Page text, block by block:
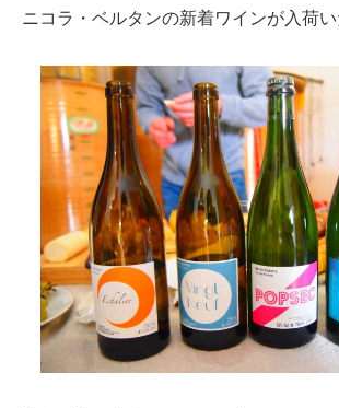
ニコラ・ベルタンの新着ワインが入荷い